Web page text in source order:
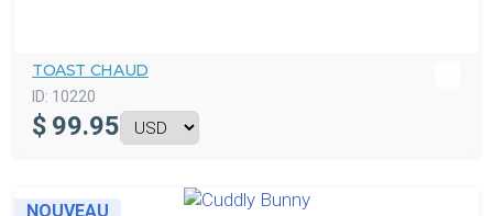
TOAST CHAUD
ID: 10220
$ 99.95
NOUVEAU